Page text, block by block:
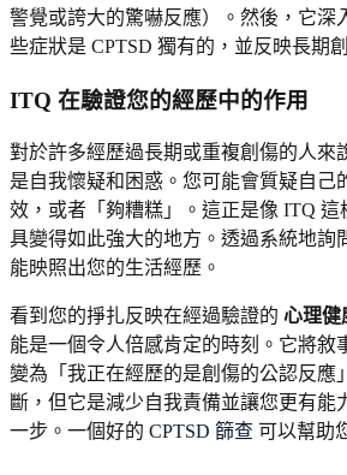
警覺或誇大的驚嚇反應）。然後，它深
些症狀是 CPTSD 獨有的，並反映長期
ITQ 在驗證您的經歷中的作用
對於許多經歷過長期或重複創傷的人來
是自我懷疑和困惑。您可能會質疑自己
效，或者「夠糟糕」。這正是像 ITQ 這
具變得如此強大的地方。透過系統地詢
能映照出您的生活經歷。
看到您的掙扎反映在經過驗證的 心理健
能是一個令人倍感肯定的時刻。它將敘
變為「我正在經歷的是創傷的公認反應
斷，但它是減少自我責備並讓您更有能
一步。一個好的 CPTSD 篩查 可以幫助